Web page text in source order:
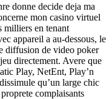
donne decide deja ma
mon casino virtuel
milliers en tenant
appareil a au-dessous, le
diffusion de video poker
directement. Avere que
Play, NetEnt, Play’n
qu’un large chic
complaisants